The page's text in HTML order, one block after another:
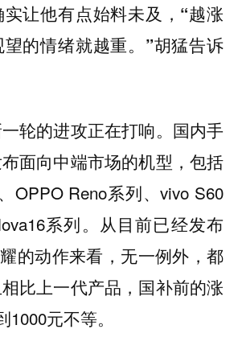
让他有点始料未及， “越涨
的情绪就越重。”胡猛告诉
轮的进攻正在打响。国内手
面向中端市场的机型，包括
OPPO Reno系列、vivo S60
系列。从目前已经发布
的动作来看，无一例外，都
比上一代产品，国补前的涨
元不等。